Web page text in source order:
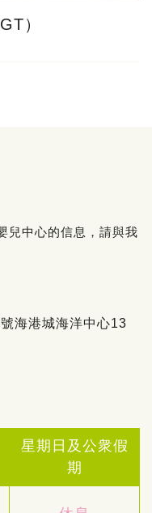
）
兒中心的信息，請與我
海港城海洋中心13
星期日及公衆假
期